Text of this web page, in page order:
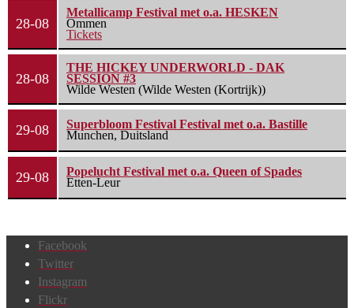
28-08
Metallicamp Festival met o.a. HESKEN
Ommen
Tickets
28-08
THE HICKEY UNDERWORLD - DAK
SESSION #3
Wilde Westen (Wilde Westen (Kortrijk))
29-08
Superbloom Festival Festival met o.a. Bastille
Munchen, Duitsland
29-08
Popelucht Festival met o.a. Queen of Spades
Etten-Leur
Facebook
Twitter
Instagram
Flickr